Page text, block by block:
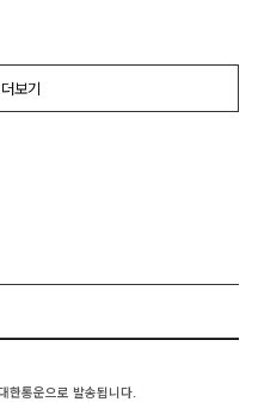
보기
통운으로 발송됩니다.